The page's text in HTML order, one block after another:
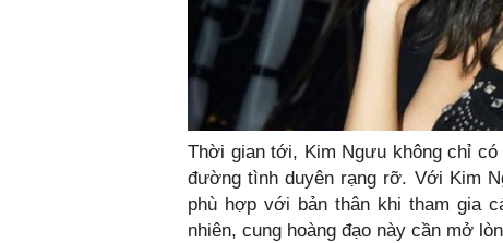
Thời gian tới, Kim Ngưu không chỉ
đường tình duyên rạng rỡ. Với Kim
phù hợp với bản thân khi tham gia
nhiên, cung hoàng đạo này cần mở